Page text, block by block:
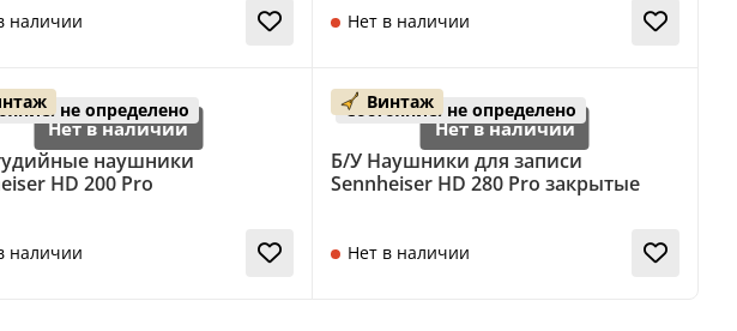
наличии Нет в наличии
наушники
HD 200 Pro
не определено
наличии
Винтаж
Б/У Наушники для записи
Sennheiser HD 280 Pro закрытые
Состояние: не определено
Нет в наличии